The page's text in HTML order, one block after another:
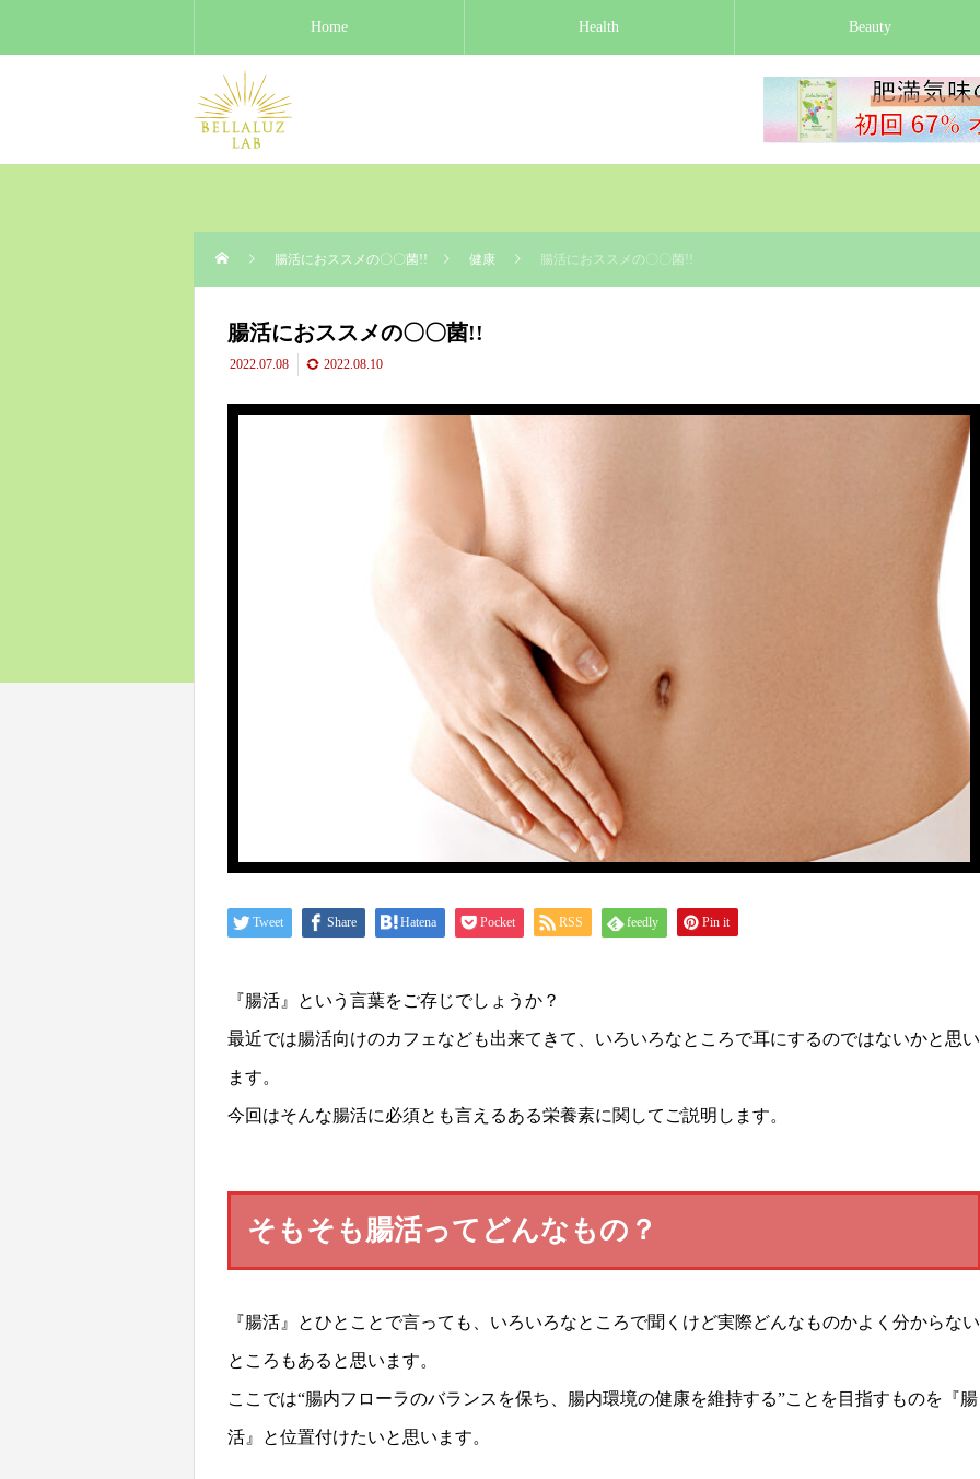
Home Health Beauty
腸活におススメの〇〇菌!! 健康 腸活におススメの〇〇菌!!
腸活におススメの〇〇菌!!
2022.07.08 2022.08.10
Tweet Share Hatena Pocket RSS feedly Pin it
『腸活』という言葉をご存じでしょうか？
最近では腸活向けのカフェなども出来てきて、いろいろなところで耳にするのではないかと思い
ます。
今回はそんな腸活に必須とも言えるある栄養素に関してご説明します。
そもそも腸活ってどんなもの？
『腸活』とひとことで言っても、いろいろなところで聞くけど実際どんなものかよく分からない
ところもあると思います。
ここでは“腸内フローラのバランスを保ち、腸内環境の健康を維持する”ことを目指すものを『腸
活』と位置付けたいと思います。